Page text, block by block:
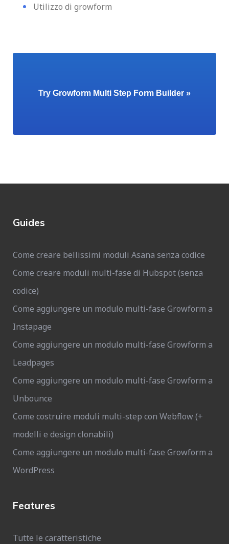
Utilizzo di growform
Try Growform Multi Step Form Builder »
Guides
Come creare bellissimi moduli Asana senza codice
Come creare moduli multi-fase di Hubspot (senza
codice)
Come aggiungere un modulo multi-fase Growform a
Instapage
Come aggiungere un modulo multi-fase Growform a
Leadpages
Come aggiungere un modulo multi-fase Growform a
Unbounce
Come costruire moduli multi-step con Webflow (+
modelli e design clonabili)
Come aggiungere un modulo multi-fase Growform a
WordPress
Features
Tutte le caratteristiche